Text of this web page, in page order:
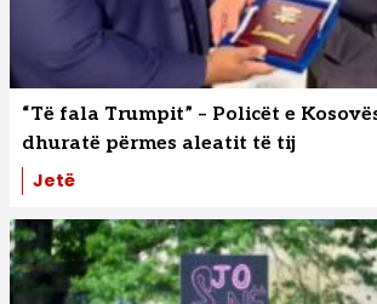
“Të fala Trumpit” – Policët e
dhuratë përmes aleatit të tij
Jetë